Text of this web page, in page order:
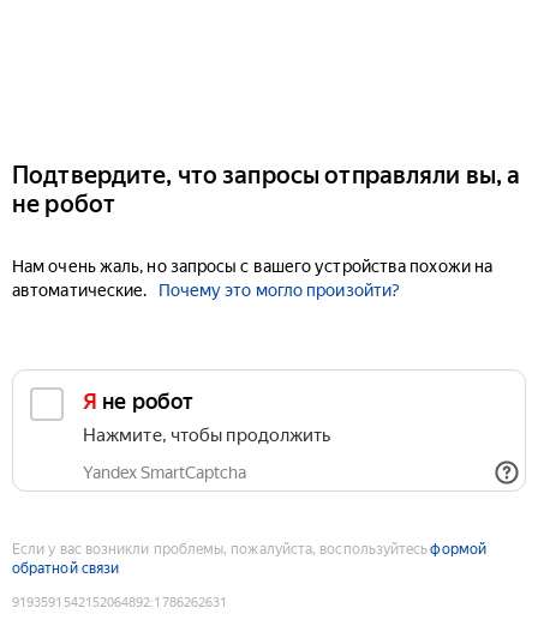
Подтвердите, что запросы отправляли вы, а
не робот
Нам очень жаль, но запросы с вашего устройства похожи на
автоматические.
Почему это могло произойти?
Я не робот
Нажмите, чтобы продолжить
Yandex SmartCaptcha
Если у вас возникли проблемы, пожалуйста, воспользуйтесьформой
обратной связи
9193591542152064892:1786262631